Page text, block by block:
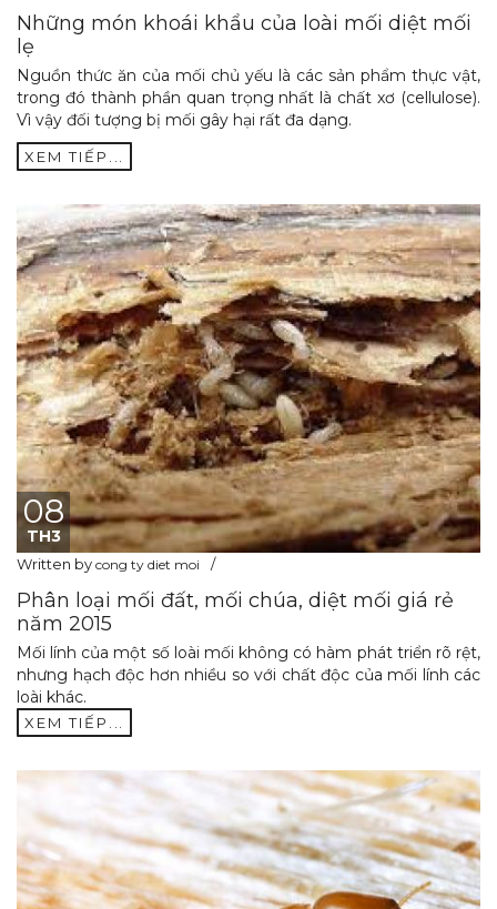
Những món khoái khẩu của loài mối diệt mối
lẹ
Nguồn thức ăn của mối chủ yếu là các sản phẩm thực vật,
trong đó thành phần quan trọng nhất là chất xơ (cellulose).
Vì vậy đối tượng bị mối gây hại rất đa dạng.
XEM TIẾP...
08
TH3
Written by cong ty diet moi
Phân loại mối đất, mối chúa, diệt mối giá rẻ
năm 2015
Mối lính của một số loài mối không có hàm phát triển rõ rệt,
nhưng hạch độc hơn nhiều so với chất độc của mối lính các
loài khác.
XEM TIẾP...